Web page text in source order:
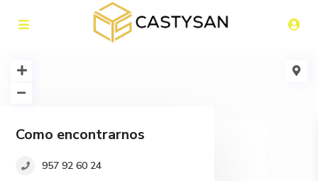
Como encontrarnos
957 92 60 24
cargando...